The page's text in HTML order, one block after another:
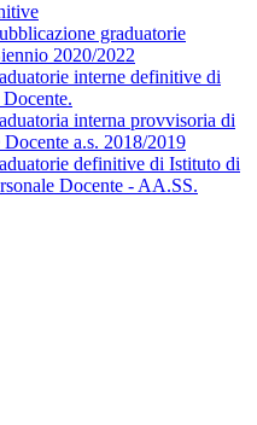
graduatorie
2020/2022
interne definitive di
interna provvisoria di
a.s. 2018/2019
definitive di Istituto di
Docente - AA.SS.